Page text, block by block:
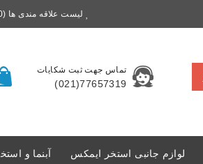
لیست علاقه مندی ها (0)
تماس جهت ثبت شکایات
77657319(021)
لوازم جانبی استخر ایمکس آبنما و